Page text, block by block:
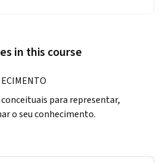
in this course
para representar,
o seu conhecimento.